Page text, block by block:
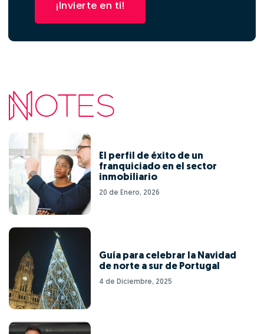
¡Invierte en ti!
El perfil de éxito de un
franquiciado en el sector
inmobiliario
20 de Enero, 2026
Guía para celebrar la Navidad
de norte a sur de Portugal
4 de Diciembre, 2025